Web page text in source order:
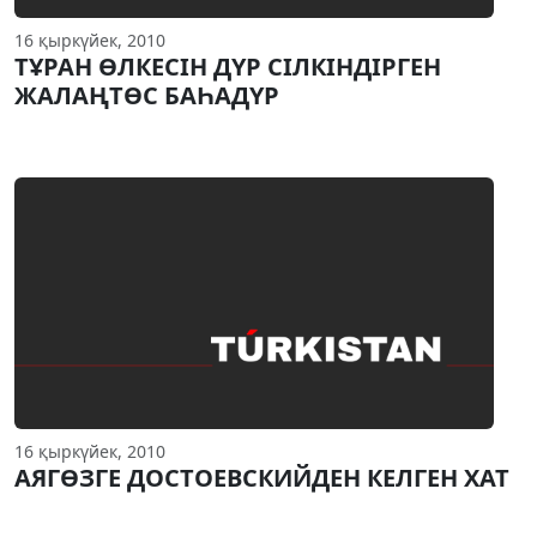
16 қыркүйек, 2010
ТҰРАН ӨЛКЕСIН ДҮР СIЛКIНДIРГЕН
ЖАЛАҢТӨС БАҺАДҮР
16 қыркүйек, 2010
АЯГӨЗГЕ ДОСТОЕВСКИЙДЕН КЕЛГЕН ХАТ